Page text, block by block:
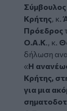
Σύμβουλος
Κρήτης, κ.
Πρόεδρος
Ο.Α.Κ., κ.
δήλωση
«Η
Κρήτης,
για μια